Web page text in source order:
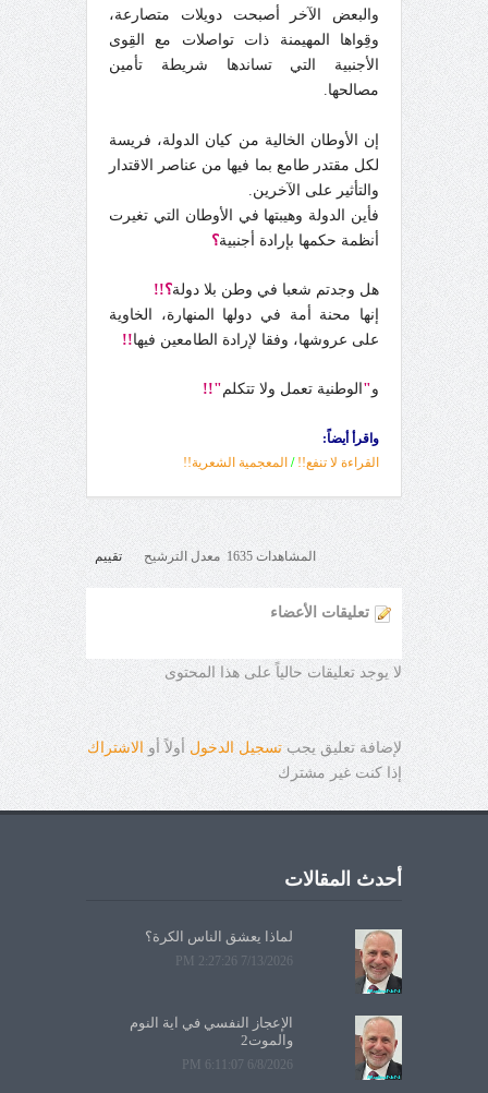
والبعض الآخر أصبحت دويلات متصارعة،
وقِواها المهيمنة ذات تواصلات مع القِوى
الأجنبية التي تساندها شريطة تأمين
مصالحها.
إن الأوطان الخالية من كيان الدولة، فريسة
لكل مقتدر طامع بما فيها من عناصر الاقتدار
والتأثير على الآخرين.
فأين الدولة وهيبتها في الأوطان التي تغيرت
أنظمة حكمها بإرادة أجنبية؟
هل وجدتم شعبا في وطن بلا دولة؟!!
إنها محنة أمة في دولها المنهارة، الخاوية
على عروشها، وفقا لإرادة الطامعين فيها!!
و" الوطنية تعمل ولا تتكلم"!!
واقرأ أيضاً:
القراءة لا تنفع!! / المعجمية الشعرية!!
المشاهدات 1635 معدل الترشيح تقييم
تعليقات الأعضاء
لا يوجد تعليقات حالياً على هذا المحتوى
لإضافة تعليق يجب تسجيل الدخول أولاً أو
الاشتراك
إذا كنت غير مشترك
أحدث المقالات
لماذا يعشق الناس الكرة؟
7/13/2026 2:27:26 PM
الإعجاز النفسي في آية النوم
والموت2
6/8/2026 6:11:07 PM